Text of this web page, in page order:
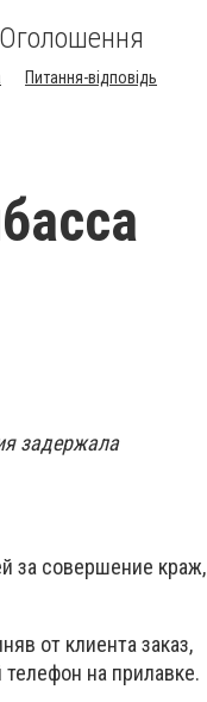
Оголошення
Питання-відповідь
задержала
за совершение краж,
от клиента заказ,
на прилавке.